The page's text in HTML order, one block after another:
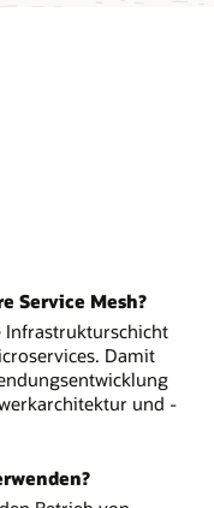
Service Mesh?
Infrastrukturschicht
Damit
und -